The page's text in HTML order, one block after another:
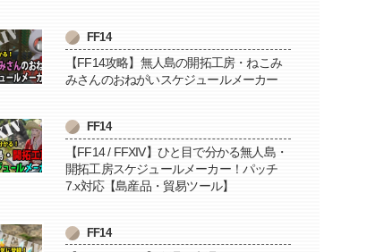
FF14
【FF14攻略】無人島の開拓工房・ねこみ
みさんのおねがいスケジュールメーカー
FF14
【FF14 / FFXIV】ひと目で分かる無人島・
開拓工房スケジュールメーカー！パッチ
7.x対応【島産品・貿易ツール】
FF14